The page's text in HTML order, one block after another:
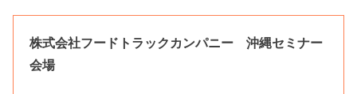
株式会社フードトラックカンパニー 沖縄セミナー
会場